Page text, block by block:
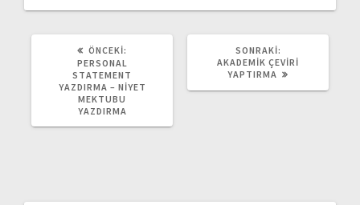
ÖNCEKI:
PERSONAL
STATEMENT
YAZDIRMA – NIYET
MEKTUBU
YAZDIRMA
SONRAKI:
AKADEMIK ÇEVIRI
YAPTIRMA